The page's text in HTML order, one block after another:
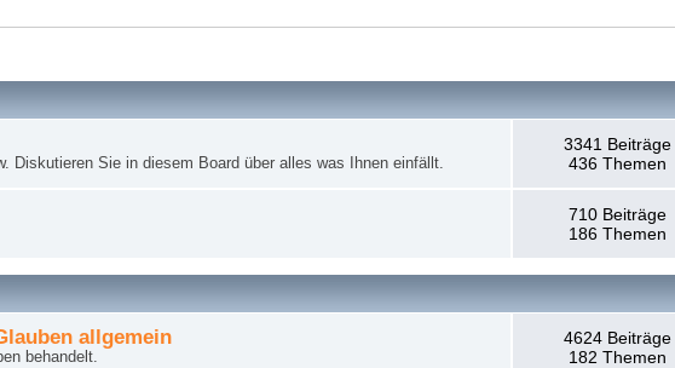
Diskutieren Sie in diesem Board über alles was Ihnen einfällt.
3341 Beiträge
436 Themen
710 Beiträge
186 Themen
allgemein
behandelt.
4624 Beiträge
182 Themen